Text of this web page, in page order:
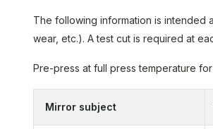
The following information is intended
wear, etc.). A test cut is required at
Pre-press at full press temperature
Mirror subject